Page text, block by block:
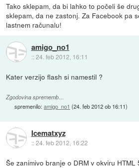
Tako sklepam, da bi lahko to počeli še
sklepam, da ne zastonj. Za Facebook pa
lastnem računalu!
amigo_no1
::24. feb 2012, 16:11
Kater verzijo flash si namestil ?
Zgodovina sprememb…
spremenilo:amigo_no1 (24. feb 2012 ob 16:11)
Icematxyz
::24. feb 2012, 16:22
Še zanimivo branje o DRM v okviru HTML